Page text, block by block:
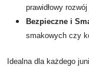
prawidłowy
Bezpieczne i
smakowych czy
Idealna dla każdego